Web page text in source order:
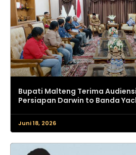
Bupati Malteng Terima
Persiapan Darwin to Banda
Juni 18, 2026